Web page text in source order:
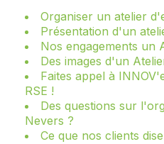
Organiser un atelier
Présentation d'un
Nos engagements un
Des images d'un
Faites appel à
RSE !
Des questions sur
Nevers ?
Ce que nos clients